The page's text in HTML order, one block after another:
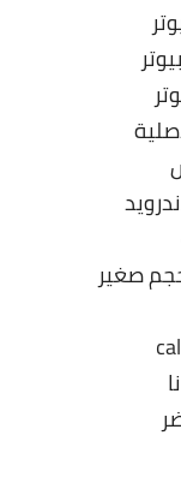
صغير